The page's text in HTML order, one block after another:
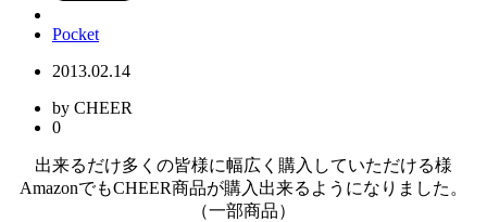
Pocket
2013.02.14
by CHEER
0
出来るだけ多くの皆様に幅広く購入していただける様
AmazonでもCHEER商品が購入出来るようになりました。
（一部商品）